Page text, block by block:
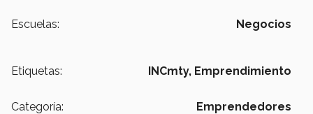
Escuelas: Negocios
Etiquetas: INCmty, Emprendimiento
Categoría: Emprendedores